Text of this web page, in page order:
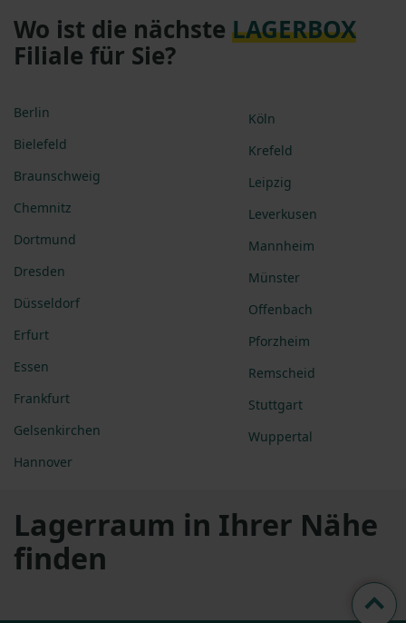
Wo ist die nächste LAGERBOX
Filiale für Sie?
Berlin
Bielefeld
Braunschweig
Chemnitz
Dortmund
Dresden
Düsseldorf
Erfurt
Essen
Frankfurt
Gelsenkirchen
Hannover
Köln
Krefeld
Leipzig
Leverkusen
Mannheim
Münster
Offenbach
Pforzheim
Remscheid
Stuttgart
Wuppertal
Lagerraum in Ihrer Nähe
finden